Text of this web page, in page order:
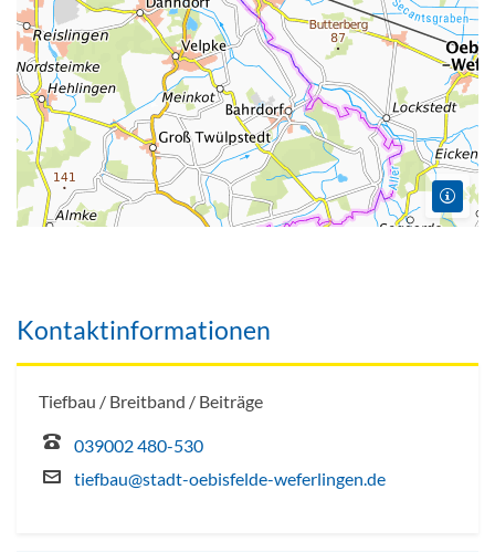
Kontaktinformationen
Tiefbau / Breitband / Beiträge
039002 480-530
tiefbau@stadt-oebisfelde-weferlingen.de